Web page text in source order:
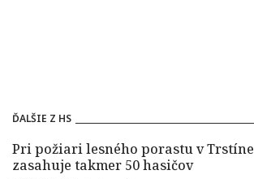
ĎALŠIE Z HS
Pri požiari lesného porastu v Trstíne
zasahuje takmer 50 hasičov